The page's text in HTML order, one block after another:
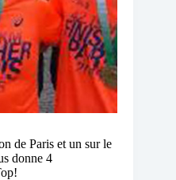
de Paris et un sur le
donne 4